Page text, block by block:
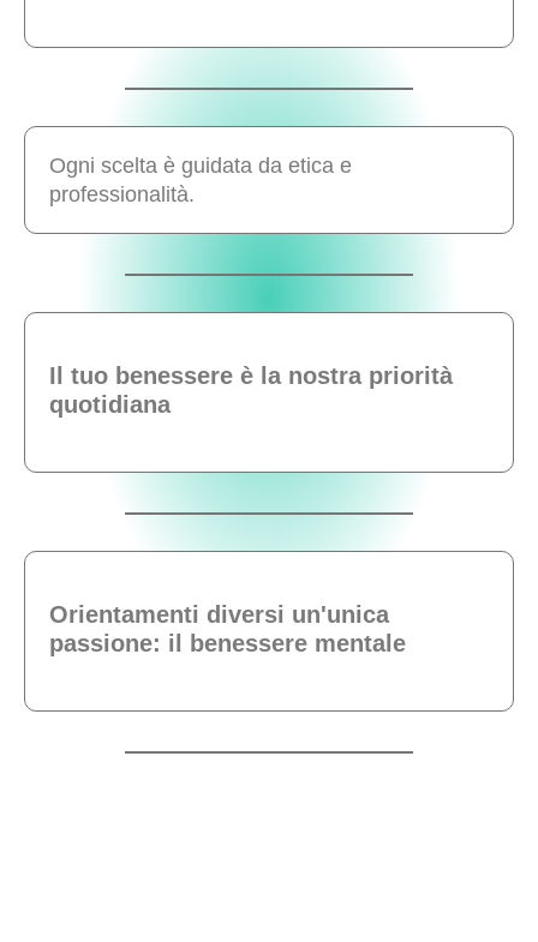
Ogni scelta è guidata da etica e
professionalità.
Il tuo benessere è la nostra priorità
quotidiana
Orientamenti diversi un'unica
passione: il benessere mentale